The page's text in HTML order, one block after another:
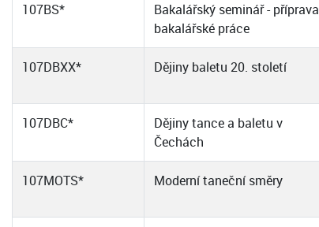
107BS*
Bakalářský seminář - příprava
bakalářské práce
107DBXX* Dějiny baletu 20. století
107DBC*
Dějiny tance a baletu v
Čechách
107MOTS* Moderní taneční směry